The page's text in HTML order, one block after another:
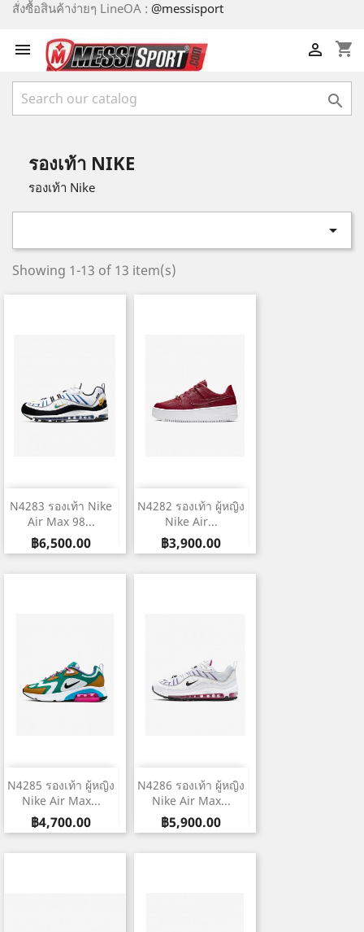
สั่งซื้อสินค้าง่ายๆ LineOA : @messisport
 shopping_cart


รองเท้า NIKE
รองเท้า Nike

Showing 1-13 of 13 item(s)
N4283 รองเท้า Nike
Air Max 98...
ราคา
฿6,500.00
N4282 รองเท้า ผู้หญิง
Nike Air...
ราคา
฿3,900.00
N4285 รองเท้า ผู้หญิง
Nike Air Max...
ราคา
฿4,700.00
N4286 รองเท้า ผู้หญิง
Nike Air Max...
ราคา
฿5,900.00